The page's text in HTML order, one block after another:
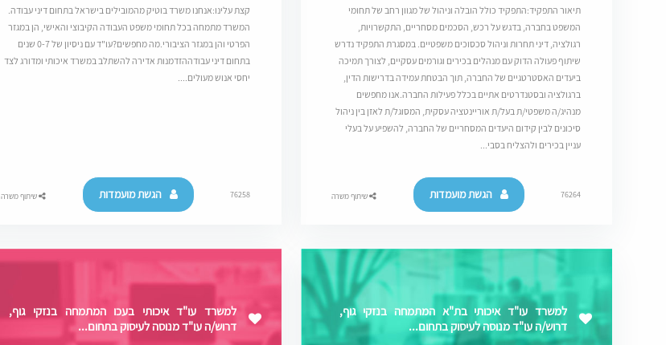
תיאור התפקיד:התפקיד כולל הובלה וניהול של מגוון רחב של תחומי
המשפט בחברה, בדגש על רכש, הסכמים מסחריים, התקשרויות,
רגולציה, דיני תחרות וניהול סכסוכים משפטיים. במסגרת התפקיד נדרש
שיתוף פעולה הדוק עם מנהלים בכירים וגורמים עסקיים, לצורך תמיכה
ביעדים האסטרטגיים של החברה, תוך הבטחת עמידה בדרישות הדין,
ברגולציה ובסטנדרטים אתיים בכלל פעילות החברה.אנו מחפשים
מנהיג/ה משפטי/ת בעל/ת אוריינטציה עסקית, המסוגל/ת לאזן בין ניהול
סיכונים לבין קידום היעדים המסחריים של החברה, להשפיע על בעלי
עניין בכירים ולהצליח בסבי...
76264 הגשת מועמדות שיתוף משרה
קצת עלינו:אנחנו משרד בוטיק מהמובילים בישראל בתחום דיני עבודה.
המשרד מתמחה בכל תחומי משפט העבודה הקיבוצי והאישי, הן במגזר
הפרטי והן במגזר הציבורי.מה מחפשים?עו"ד עם ניסיון של 0-7 שנים
בתחום דיני עבודההזדמנות אדירה להשתלב במשרד איכותי ומדורג לצד
יחסי אנוש מעולים....
76258 הגשת מועמדות שיתוף משרה
למשרד עו"ד איכותי בת"א המתמחה בנזקי גוף,
דרוש/ה עו"ד מנוסה לעיסוק בתחום...
למשרד עו"ד איכותי בעכו המתמחה בנזקי גוף,
דרוש/ה עו"ד מנוסה לעיסוק בתחום...